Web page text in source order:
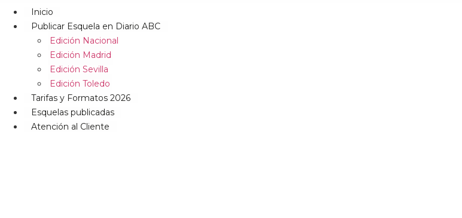
Inicio
Publicar Esquela en Diario ABC
Edición Nacional
Edición Madrid
Edición Sevilla
Edición Toledo
Tarifas y Formatos 2026
Esquelas publicadas
Atención al Cliente